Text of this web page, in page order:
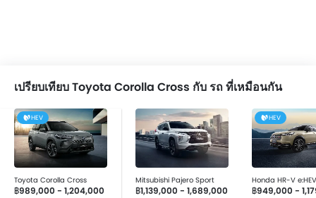
เปรียบเทียบ Toyota Corolla Cross กับ รถ ที่เหมือนกัน
HEV
Toyota Corolla Cross
฿989,000 - 1,204,000
Mitsubishi Pajero Sport
฿1,139,000 - 1,689,000
HEV
Honda HR-V e:HEV
฿949,000 -